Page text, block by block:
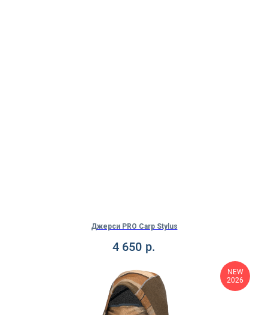
Джерси PRO Carp Stylus
4 650 р.
NEW
2026